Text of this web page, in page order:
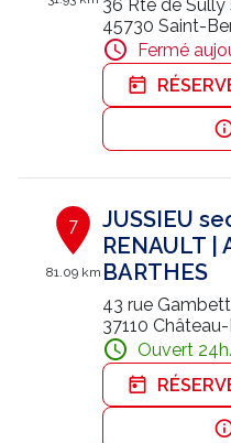
36 Rte de Sully
45730 Saint-
Fermé
7
81.09 km
JUSSIEU
RENAULT |
BARTHES
43 rue
37110
Ouvert